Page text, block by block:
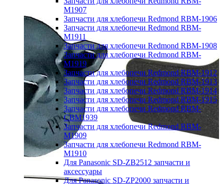
M1907
Запчасти для хлебопечи Redmond RBM-1906
Запчасти для хлебопечи Redmond RBM-
M1911
Запчасти для хлебопечи Redmond RBM-1908
Запчасти для хлебопечи Redmond RBM-
M1919
Запчасти для хлебопечи Redmond RBM-1912
Запчасти для хлебопечи Redmond RBM-1913
Запчасти для хлебопечи Redmond RBM-1914
Запчасти для хлебопечи Redmond RBM-1915
Запчасти для хлебопечи Redmond RBM-
CBM1939
Запчасти для хлебопечи Redmond RBM-
M1909
Запчасти для хлебопечи Redmond RBM-
M1910
Для Panasonic SD-ZB2512 запчасти и
аксессуары
Для Panasonic SD-ZP2000 запчасти и